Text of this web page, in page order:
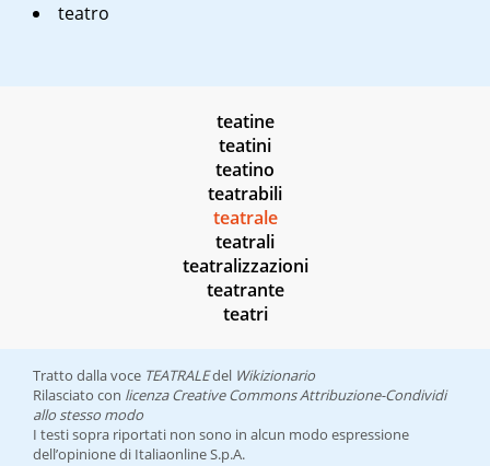
teatro
teatine
teatini
teatino
teatrabili
teatrale
teatrali
teatralizzazioni
teatrante
teatri
Tratto dalla voce TEATRALEdel Wikizionario
Rilasciato con licenza Creative Commons Attribuzione-Condividi
allo stesso modo
I testi sopra riportati non sono in alcun modo espressione
dell’opinione di Italiaonline S.p.A.